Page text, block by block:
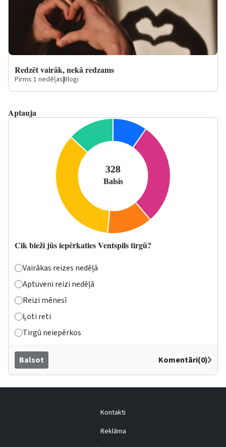
Redzēt vairāk, nekā redzams
Pirms 1 nedēļas|Blogi
Aptauja
Cik bieži jūs iepērkaties Ventspils tirgū?
Vairākas reizes nedēļā
Aptuveni reizi nedēļā
Reizi mēnesī
Ļoti reti
Tirgū neiepērkos
Balsot Komentāri(0)
Kontakti
Reklāma